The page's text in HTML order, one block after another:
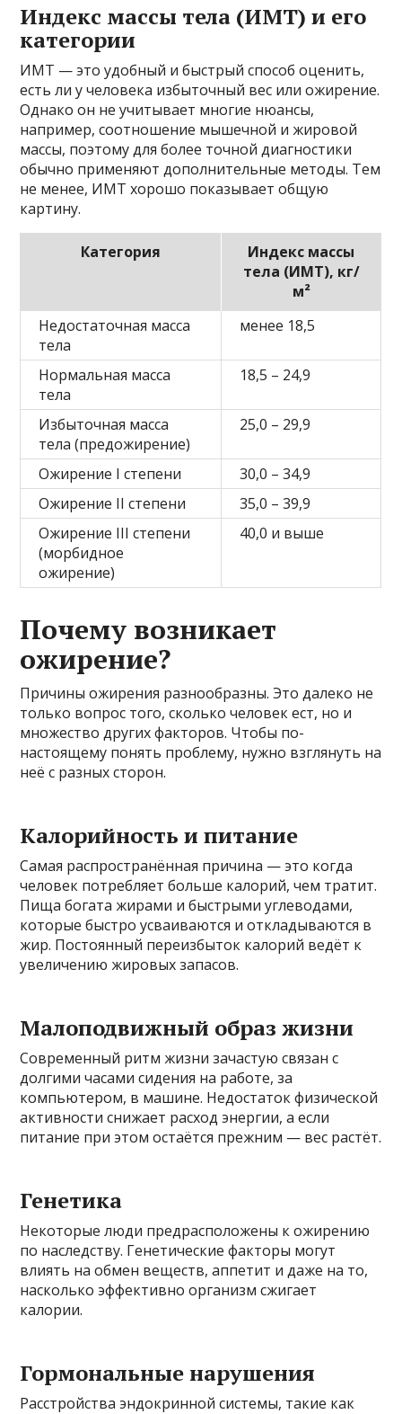
Индекс массы тела (ИМТ) и его
категории
ИМТ — это удобный и быстрый способ оценить,
есть ли у человека избыточный вес или ожирение.
Однако он не учитывает многие нюансы,
например, соотношение мышечной и жировой
массы, поэтому для более точной диагностики
обычно применяют дополнительные методы. Тем
не менее, ИМТ хорошо показывает общую
картину.
Категория
Индекс массы
тела (ИМТ), кг/
м²
Недостаточная масса
тела
менее 18,5
Нормальная масса
тела
18,5 – 24,9
Избыточная масса
тела (предожирение)
25,0 – 29,9
Ожирение I степени
30,0 – 34,9
Ожирение II степени
35,0 – 39,9
Ожирение III степени
(морбидное
ожирение)
40,0 и выше
Почему возникает
ожирение?
Причины ожирения разнообразны. Это далеко не
только вопрос того, сколько человек ест, но и
множество других факторов. Чтобы по-
настоящему понять проблему, нужно взглянуть на
неё с разных сторон.
Калорийность и питание
Самая распространённая причина — это когда
человек потребляет больше калорий, чем тратит.
Пища богата жирами и быстрыми углеводами,
которые быстро усваиваются и откладываются в
жир. Постоянный переизбыток калорий ведёт к
увеличению жировых запасов.
Малоподвижный образ жизни
Современный ритм жизни зачастую связан с
долгими часами сидения на работе, за
компьютером, в машине. Недостаток физической
активности снижает расход энергии, а если
питание при этом остаётся прежним — вес растёт.
Генетика
Некоторые люди предрасположены к ожирению
по наследству. Генетические факторы могут
влиять на обмен веществ, аппетит и даже на то,
насколько эффективно организм сжигает
калории.
Гормональные нарушения
Расстройства эндокринной системы, такие как